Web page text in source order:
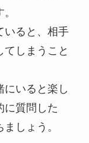
いると、相手
てしまうこと
にいると楽し
に質問した
しょう。